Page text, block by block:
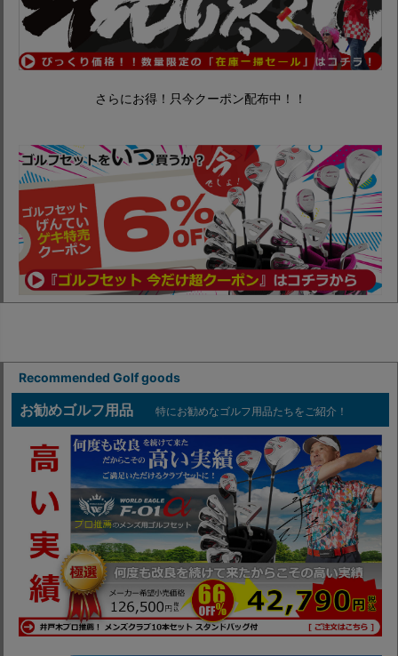
さらにお得！只今クーポン配布中！！
Recommended Golf goods
お勧めゴルフ用品 特にお勧めなゴルフ用品たちをご紹介！